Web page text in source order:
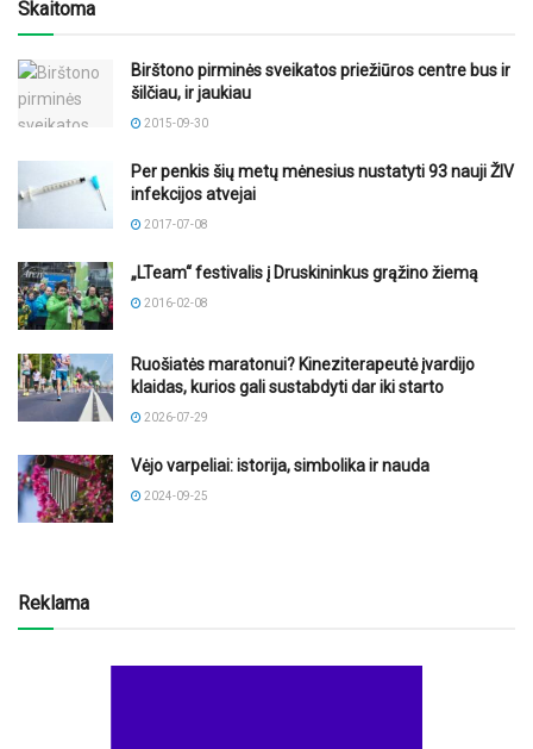
Skaitoma
Birštono pirminės sveikatos priežiūros centre bus ir
šilčiau, ir jaukiau
2015-09-30
Per penkis šių metų mėnesius nustatyti 93 nauji ŽIV
infekcijos atvejai
2017-07-08
„LTeam“ festivalis į Druskininkus grąžino žiemą
2016-02-08
Ruošiatės maratonui? Kineziterapeutė įvardijo
klaidas, kurios gali sustabdyti dar iki starto
2026-07-29
Vėjo varpeliai: istorija, simbolika ir nauda
2024-09-25
Reklama